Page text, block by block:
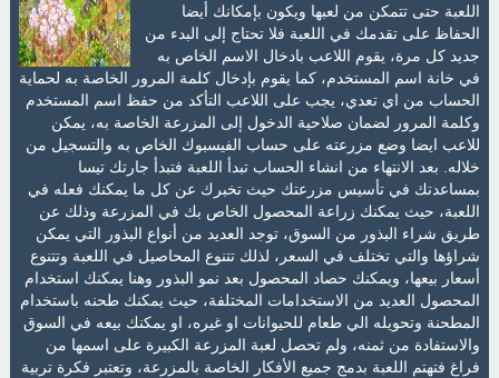
اللعبة حتى تتمكن من لعبها ويكون بإمكانك أيضا
الحفاظ على تقدمك في اللعبة فلا تحتاج إلى البدء من
جديد كل مرة، يقوم اللاعب بادخال الاسم الخاص به
في خانة اسم المستخدم، كما يقوم بإدخال كلمة المرور الخاصة به لحماية
الحساب من اي تعدي، يجب على اللاعب التأكد من حفظ اسم المستخدم
وكلمة المرور لضمان صلاحية الدخول إلى المزرعة الخاصة به، يمكن
للاعب ايضا وضع مزرعته على حساب الفيسبوك الخاص به والتسجيل من
خلاله. بعد الانتهاء من انشاء الحساب تبدأ اللعبة فتبدأ جارتك تيسا
بمساعدتك في تأسيس مزرعتك حيث تخبرك عن كل ما يمكنك فعله في
اللعبة، حيث يمكنك زراعة المحصول الخاص بك في المزرعة وذلك عن
طريق شراء البذور من السوق، توجد العديد من أنواع البذور التي يمكن
شراؤها والتي تختلف في السعر، لذلك تتنوع المحاصيل في اللعبة وتتنوع
أسعار بيعها، ويمكنك حصاد المحصول بعد نمو البذور وهنا يمكنك استخدام
المحصول العديد من الاستخدامات المختلفة، حيث يمكنك طحنه باستخدام
المطحنة وتحويله الي طعام للحيوانات او غيره، او يمكنك بيعه في السوق
والاستفادة من ثمنه، ولم تحصل لعبة المزرعة الكبيرة على اسمها من
فراغ فتهتم اللعبة بدمج جميع الأفكار الخاصة بالمزرعة، وتعتبر فكرة تربية